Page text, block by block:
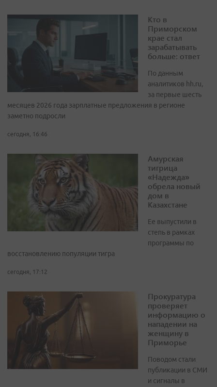
Кто в
Приморском
крае стал
зарабатывать
больше: ответ
По данным
аналитиков hh.ru,
за первые шесть
месяцев 2026 года зарплатные предложения в регионе
заметно подросли
сегодня, 16:46
Амурская
тигрица
«Надежда»
обрела новый
дом в
Казахстане
Ее выпустили в
степь в рамках
программы по
восстановлению популяции тигра
сегодня, 17:12
Прокуратура
проверяет
информацию о
нападении на
женщину в
Приморье
Поводом стали
публикации в СМИ
и сигналы в